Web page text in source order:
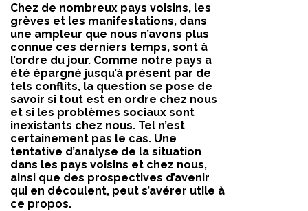
Chez de nombreux pays voisins, les
grèves et les manifestations, dans
une ampleur que nous n’avons plus
connue ces derniers temps, sont à
l’ordre du jour. Comme notre pays a
été épargné jusqu’à présent par de
tels conflits, la question se pose de
savoir si tout est en ordre chez nous
et si les problèmes sociaux sont
inexistants chez nous. Tel n’est
certainement pas le cas. Une
tentative d’analyse de la situation
dans les pays voisins et chez nous,
ainsi que des prospectives d’avenir
qui en découlent, peut s’avérer utile à
ce propos.